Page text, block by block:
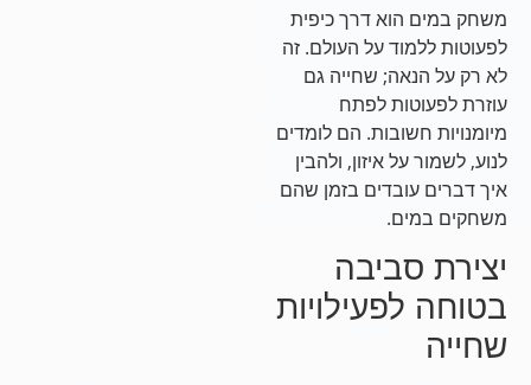
משחק במים הוא דרך כיפית
לפעוטות ללמוד על העולם. זה
לא רק על הנאה; שחייה גם
עוזרת לפעוטות לפתח
מיומנויות חשובות. הם לומדים
לנוע, לשמור על איזון, ולהבין
איך דברים עובדים בזמן שהם
משחקים במים.
יצירת סביבה
בטוחה לפעילויות
שחייה